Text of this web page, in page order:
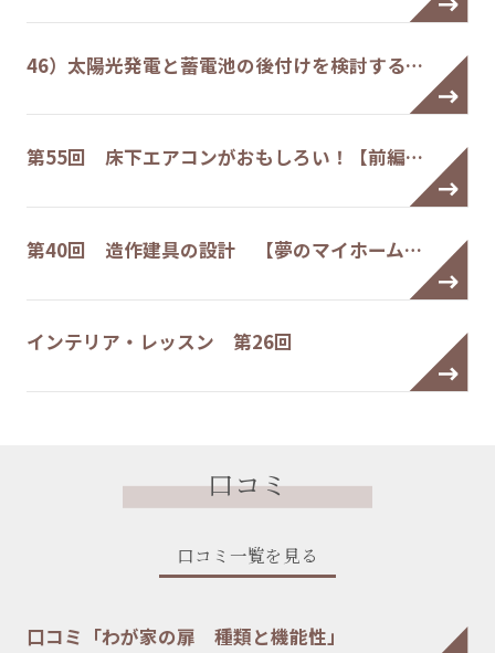
46）太陽光発電と蓄電池の後付けを検討する…
第55回 床下エアコンがおもしろい！【前編…
第40回 造作建具の設計 【夢のマイホーム…
インテリア・レッスン 第26回
口コミ
口コミ一覧を見る
口コミ「わが家の扉 種類と機能性」